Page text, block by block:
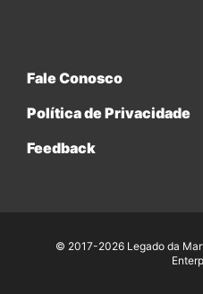
Fale Conosco
Política de Privacidade
Feedback
© 2017-2026 Legado da